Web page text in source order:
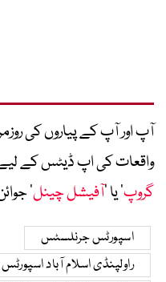
آپ اور آپ کے پیاروں کی
واقعات کی اپ ڈیٹس کے لیے
گروپ‘ یا ’آفیشل چینل‘
اسپورٹس جرنلسٹس
راولپنڈی اسلام آباد